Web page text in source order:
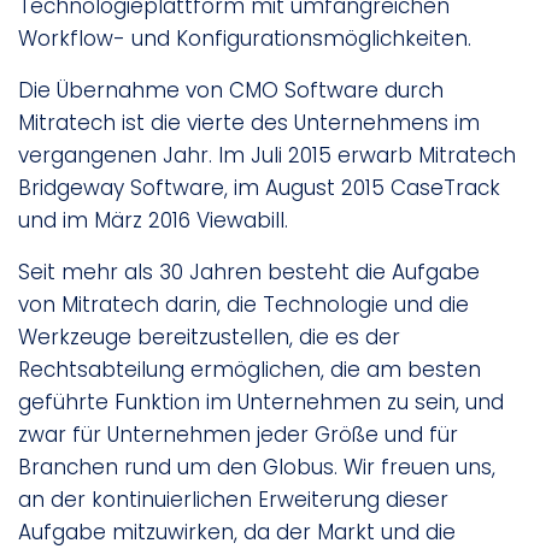
Technologieplattform mit umfangreichen
Workflow- und Konfigurationsmöglichkeiten.
Die Übernahme von CMO Software durch
Mitratech ist die vierte des Unternehmens im
vergangenen Jahr. Im Juli 2015 erwarb Mitratech
Bridgeway Software, im August 2015 CaseTrack
und im März 2016 Viewabill.
Seit mehr als 30 Jahren besteht die Aufgabe
von Mitratech darin, die Technologie und die
Werkzeuge bereitzustellen, die es der
Rechtsabteilung ermöglichen, die am besten
geführte Funktion im Unternehmen zu sein, und
zwar für Unternehmen jeder Größe und für
Branchen rund um den Globus. Wir freuen uns,
an der kontinuierlichen Erweiterung dieser
Aufgabe mitzuwirken, da der Markt und die